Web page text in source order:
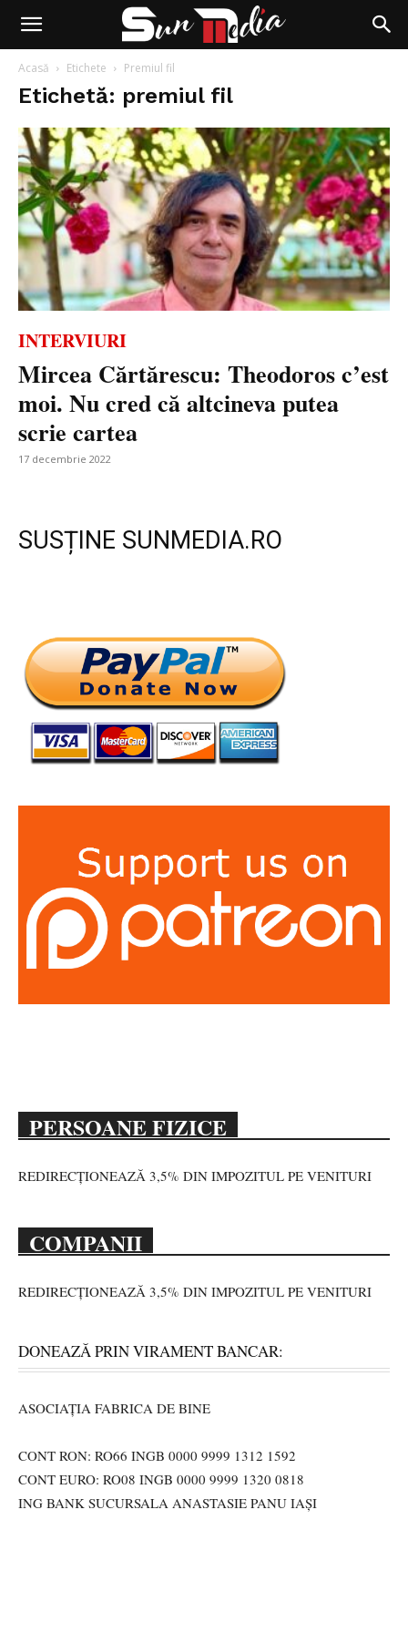
Acasă Etichete Premiul fil
Etichetă: premiul fil
INTERVIURI
Mircea Cărtărescu: Theodoros c’est
moi. Nu cred că altcineva putea
scrie cartea
17 decembrie 2022
SUSȚINE SUNMEDIA.RO
PERSOANE FIZICE
REDIRECȚIONEAZĂ 3,5% DIN IMPOZITUL PE VENITURI
COMPANII
REDIRECȚIONEAZĂ 3,5% DIN IMPOZITUL PE VENITURI
DONEAZĂ PRIN VIRAMENT BANCAR:
ASOCIAȚIA FABRICA DE BINE
CONT RON: RO66 INGB 0000 9999 1312 1592
CONT EURO: RO08 INGB 0000 9999 1320 0818
ING BANK SUCURSALA ANASTASIE PANU IAȘI